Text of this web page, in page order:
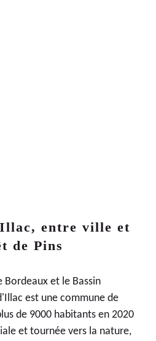
entre ville et
de Pins
et le Bassin
est une commune de
de 9000 habitants en 2020
et tournée vers la nature,